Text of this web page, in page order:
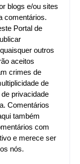
blogs e/ou sites
comentários.
Portal de
outros
aceitos
crimes de
de
privacidade
Comentários
também
com
e merece ser
nós.